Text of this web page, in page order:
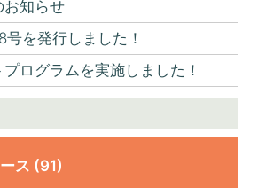
お知らせ
を発行しました！
ログラムを実施しました！
ス (91)